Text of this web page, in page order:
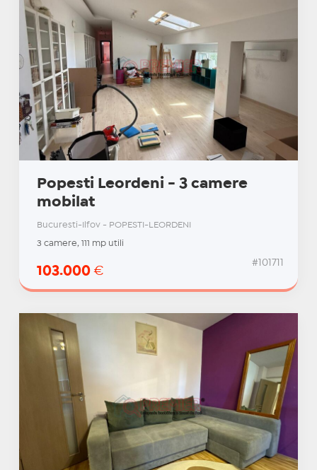
Popesti Leordeni - 3 camere
mobilat
Bucuresti-Ilfov - POPESTI-LEORDENI
3 camere, 111 mp utili
103.000 €
#101711